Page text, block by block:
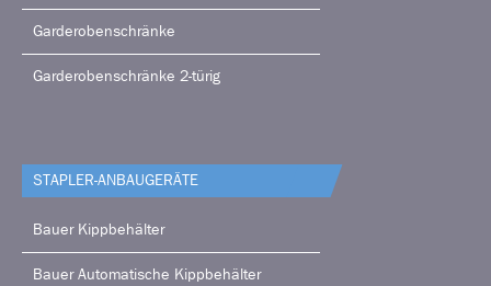
Garderobenschränke
Garderobenschränke 2-türig
STAPLER-ANBAUGERÄTE
Bauer Kippbehälter
Bauer Automatische Kippbehälter